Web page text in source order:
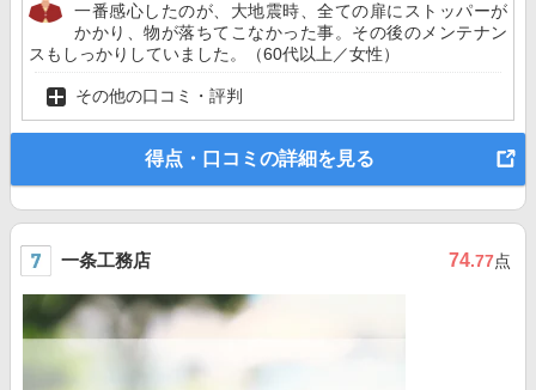
一番感心したのが、大地震時、全ての扉にストッパーが
かかり、物が落ちてこなかった事。その後のメンテナン
スもしっかりしていました。（60代以上／女性）
その他の口コミ・評判
得点・口コミの詳細を見る
一条工務店 74.77点